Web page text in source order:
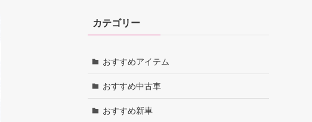
カテゴリー
おすすめアイテム
おすすめ中古車
おすすめ新車